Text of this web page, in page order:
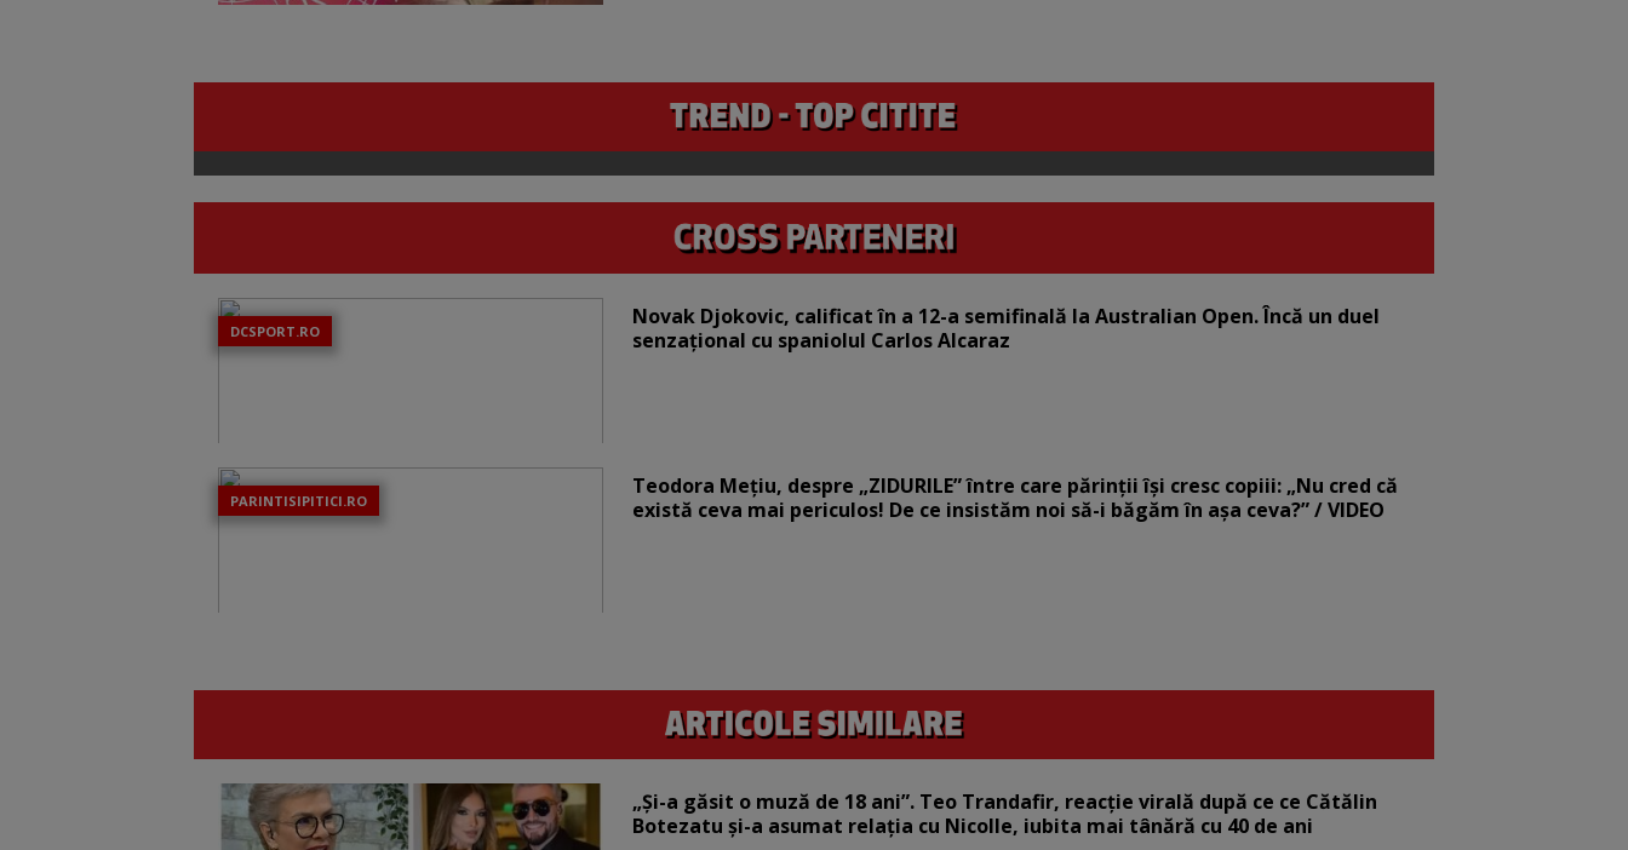
DCSPORT.RO
Novak Djokovic, calificat în a 12-a semifinală la Australian Open. Încă un duel
senzațional cu spaniolul Carlos Alcaraz
PARINTISIPITICI.RO
Teodora Mețiu, despre „ZIDURILE” între care părinții își cresc copiii: „Nu cred că
există ceva mai periculos! De ce insistăm noi să-i băgăm în așa ceva?” / VIDEO
„Și-a găsit o muză de 18 ani”. Teo Trandafir, reacție virală după ce ce Cătălin
Botezatu și-a asumat relația cu Nicolle, iubita mai tânără cu 40 de ani